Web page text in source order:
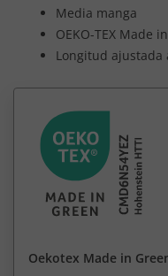
Media manga
OEKO-TEX Made
Longitud ajustada
Oekotex Made in